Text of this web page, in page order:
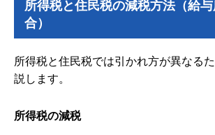
所得税と住民税の減税方法（給
合）
所得税と住民税では引かれ方が異なる
説します。
所得税の減税